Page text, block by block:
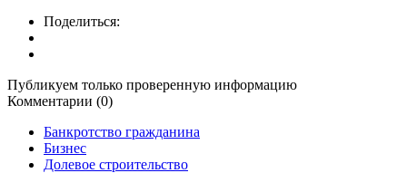
Поделиться:
Публикуем только проверенную информацию
Комментарии (0)
Банкротство гражданина
Бизнес
Долевое строительство